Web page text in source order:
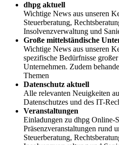
dhpg aktuell
Wichtige News aus unseren
Steuerberatung,
Insolvenzverwaltung und
Große mittelständische
Wichtige News aus unseren
spezifische Bedürfnisse
Unternehmen. Zudem
Themen
Datenschutz aktuell
Alle relevanten Neuigkeiten
Datenschutzes und des IT-
Veranstaltungen
Einladungen zu dhpg Online-
Präsenzveranstaltungen rund
Steuerberatung,